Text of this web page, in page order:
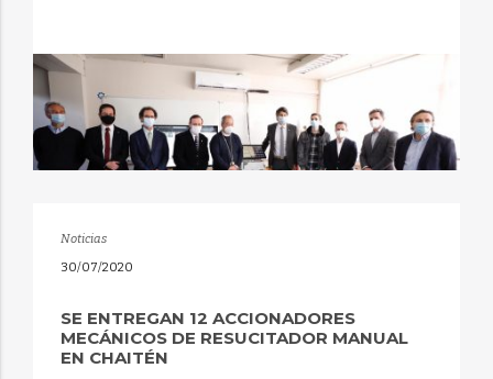
Noticias
30/07/2020
SE ENTREGAN 12 ACCIONADORES
MECÁNICOS DE RESUCITADOR MANUAL
EN CHAITÉN